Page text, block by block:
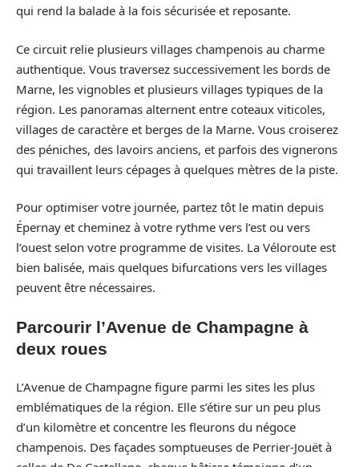
qui rend la balade à la fois sécurisée et reposante.
Ce circuit relie plusieurs villages champenois au charme
authentique. Vous traversez successivement les bords de
Marne, les vignobles et plusieurs villages typiques de la
région. Les panoramas alternent entre coteaux viticoles,
villages de caractère et berges de la Marne. Vous croiserez
des péniches, des lavoirs anciens, et parfois des vignerons
qui travaillent leurs cépages à quelques mètres de la piste.
Pour optimiser votre journée, partez tôt le matin depuis
Épernay et cheminez à votre rythme vers l’est ou vers
l’ouest selon votre programme de visites. La Véloroute est
bien balisée, mais quelques bifurcations vers les villages
peuvent être nécessaires.
Parcourir l’Avenue de Champagne à
deux roues
L’Avenue de Champagne figure parmi les sites les plus
emblématiques de la région. Elle s’étire sur un peu plus
d’un kilomètre et concentre les fleurons du négoce
champenois. Des façades somptueuses de Perrier-Jouët à